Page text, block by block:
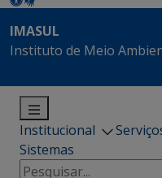
IMASUL
Instituto de Meio
Institucional
Sistemas
Pesquisar